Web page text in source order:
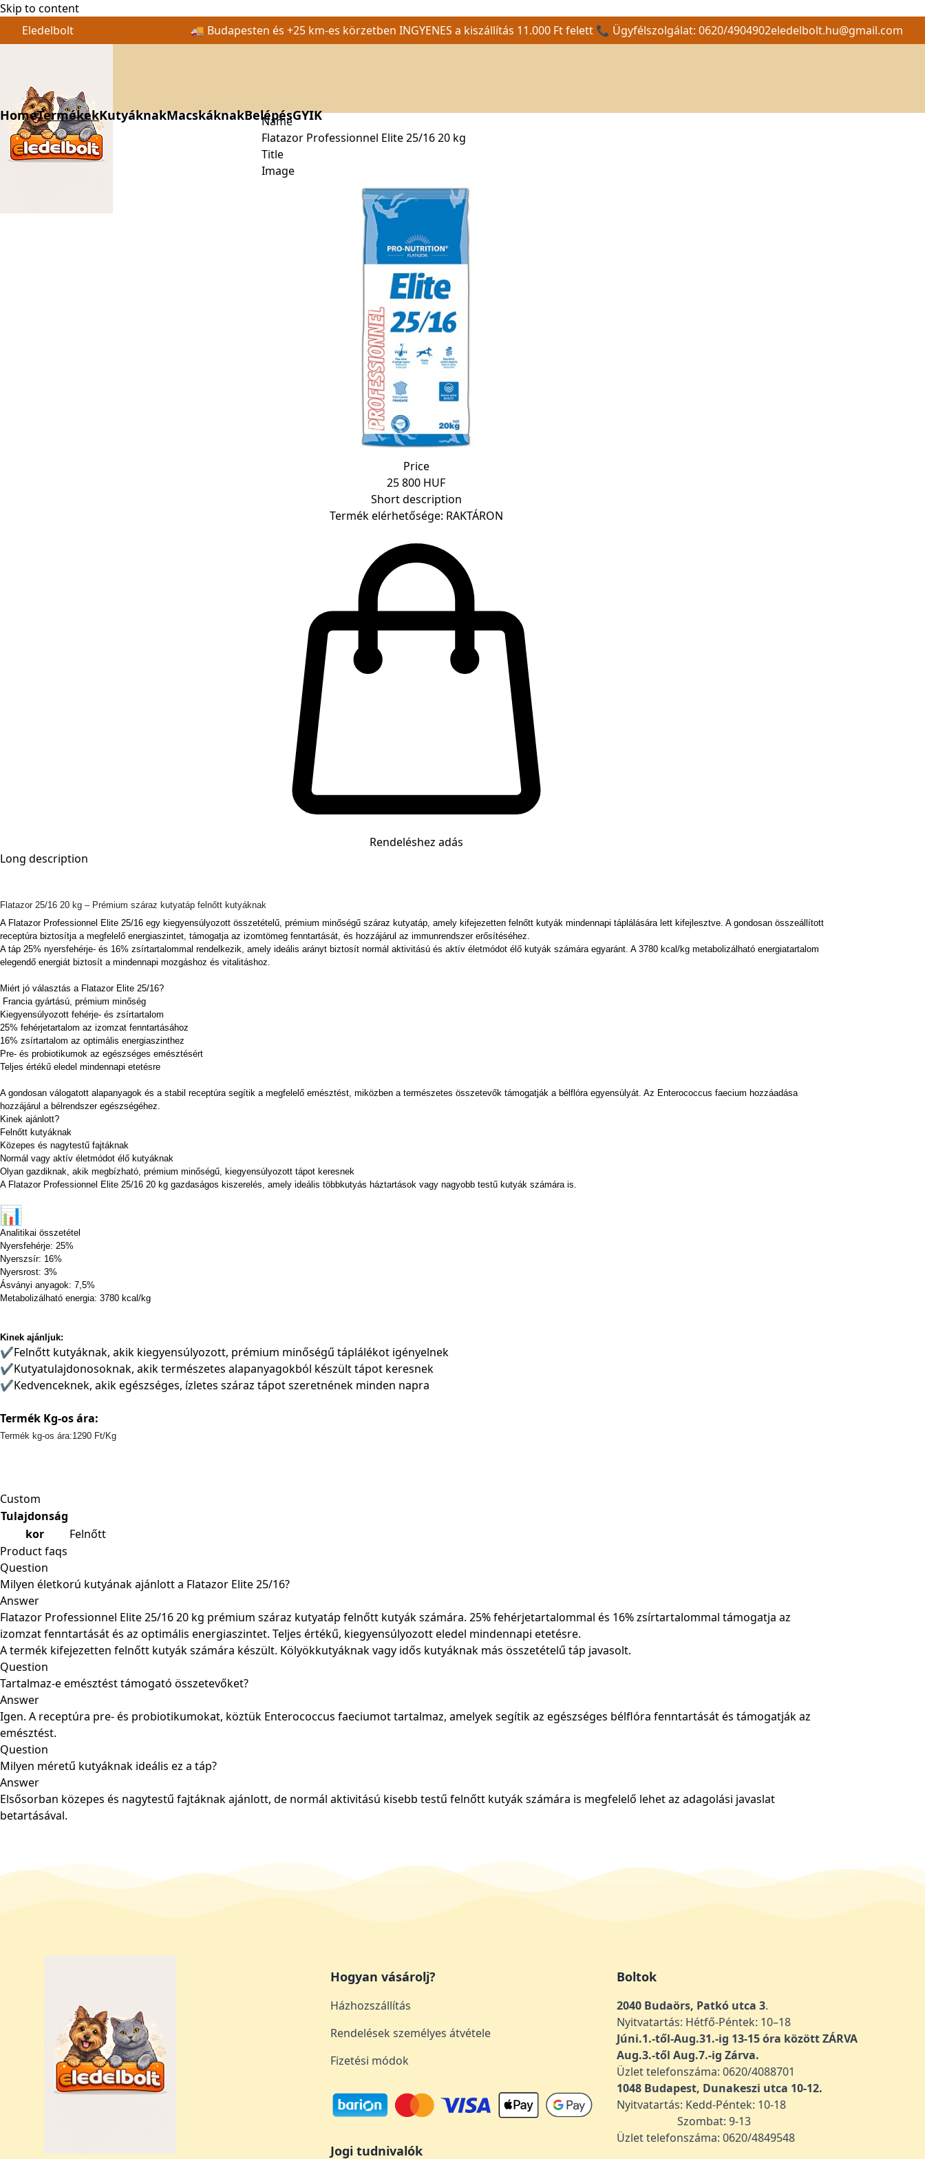
Skip to content
Eledelbolt
🚚 Budapesten és +25 km-es körzetben INGYENES a kiszállítás 11.000 Ft felett 📞 Ügyfélszolgálat: 0620/4904902eledelbolt.hu@gmail.com
HomeTermékekKutyáknakMacskáknakBelépésGYIK
Name
Flatazor Professionnel Elite 25/16 20 kg
Title
Image
Price
25 800 HUF
Short description
Termék elérhetősége: RAKTÁRON
Rendeléshez adás
Long description
Flatazor 25/16 20 kg – Prémium száraz kutyatáp felnőtt kutyáknak
A Flatazor Professionnel Elite 25/16 egy kiegyensúlyozott összetételű, prémium minőségű száraz kutyatáp, amely kifejezetten felnőtt kutyák mindennapi táplálására lett kifejlesztve. A gondosan összeállított
receptúra biztosítja a megfelelő energiaszintet, támogatja az izomtömeg fenntartását, és hozzájárul az immunrendszer erősítéséhez.
A táp 25% nyersfehérje- és 16% zsírtartalommal rendelkezik, amely ideális arányt biztosít normál aktivitású és aktív életmódot élő kutyák számára egyaránt. A 3780 kcal/kg metabolizálható energiatartalom
elegendő energiát biztosít a mindennapi mozgáshoz és vitalitáshoz.
Miért jó választás a Flatazor Elite 25/16?
Francia gyártású, prémium minőség
Kiegyensúlyozott fehérje- és zsírtartalom
25% fehérjetartalom az izomzat fenntartásához
16% zsírtartalom az optimális energiaszinthez
Pre- és probiotikumok az egészséges emésztésért
Teljes értékű eledel mindennapi etetésre
A gondosan válogatott alapanyagok és a stabil receptúra segítik a megfelelő emésztést, miközben a természetes összetevők támogatják a bélflóra egyensúlyát. Az Enterococcus faecium hozzáadása
hozzájárul a bélrendszer egészségéhez.
Kinek ajánlott?
Felnőtt kutyáknak
Közepes és nagytestű fajtáknak
Normál vagy aktív életmódot élő kutyáknak
Olyan gazdiknak, akik megbízható, prémium minőségű, kiegyensúlyozott tápot keresnek
A Flatazor Professionnel Elite 25/16 20 kg gazdaságos kiszerelés, amely ideális többkutyás háztartások vagy nagyobb testű kutyák számára is.
Analitikai összetétel
Nyersfehérje: 25%
Nyerszsír: 16%
Nyersrost: 3%
Ásványi anyagok: 7,5%
Metabolizálható energia: 3780 kcal/kg
Kinek ajánljuk:
✔️Felnőtt kutyáknak, akik kiegyensúlyozott, prémium minőségű táplálékot igényelnek
✔️Kutyatulajdonosoknak, akik természetes alapanyagokból készült tápot keresnek
✔️Kedvenceknek, akik egészséges, ízletes száraz tápot szeretnének minden napra
Termék Kg-os ára:
Termék kg-os ára:1290 Ft/Kg
Custom
Tulajdonság
kor
Felnőtt
Product faqs
Question
Milyen életkorú kutyának ajánlott a Flatazor Elite 25/16?
Answer
Flatazor Professionnel Elite 25/16 20 kg prémium száraz kutyatáp felnőtt kutyák számára. 25% fehérjetartalommal és 16% zsírtartalommal támogatja az
izomzat fenntartását és az optimális energiaszintet. Teljes értékű, kiegyensúlyozott eledel mindennapi etetésre.
A termék kifejezetten felnőtt kutyák számára készült. Kölyökkutyáknak vagy idős kutyáknak más összetételű táp javasolt.
Question
Tartalmaz-e emésztést támogató összetevőket?
Answer
Igen. A receptúra pre- és probiotikumokat, köztük Enterococcus faeciumot tartalmaz, amelyek segítik az egészséges bélflóra fenntartását és támogatják az
emésztést.
Question
Milyen méretű kutyáknak ideális ez a táp?
Answer
Elsősorban közepes és nagytestű fajtáknak ajánlott, de normál aktivitású kisebb testű felnőtt kutyák számára is megfelelő lehet az adagolási javaslat
betartásával.
Hogyan vásárolj?
Házhozszállítás
Rendelések személyes átvétele
Fizetési módok
Jogi tudnivalók
Boltok
2040 Budaörs, Patkó utca 3.
Nyitvatartás: Hétfő-Péntek: 10–18
Júni.1.-től-Aug.31.-ig 13-15 óra között ZÁRVA
Aug.3.-től Aug.7.-ig Zárva.
Üzlet telefonszáma: 0620/4088701
1048 Budapest, Dunakeszi utca 10-12.
Nyitvatartás: Kedd-Péntek: 10-18
Szombat: 9-13
Üzlet telefonszáma: 0620/4849548